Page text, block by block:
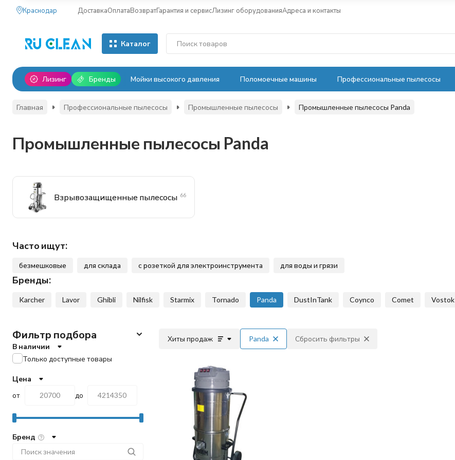
Краснодар ДоставкаОплатаВозвратГарантия и сервисЛизинг оборудованияАдреса и контакты
Каталог
Лизинг Бренды Мойки высокого давления Поломоечные машины Профессиональные пылесосы
Главная Профессиональные пылесосы Промышленные пылесосы Промышленные пылесосы Panda
Промышленные пылесосы Panda
Взрывозащищенные пылесосы 66
Часто ищут:
безмешковые для склада с розеткой для электроинструмента для воды и грязи
Бренды:
Karcher Lavor Ghibli Nilfisk Starmix Tornado Panda DustInTank Coynco Comet Vostok
Хиты продаж Panda Сбросить фильтры
Фильтр подбора
В наличии
Только доступные товары
Цена
от
до
Бренд